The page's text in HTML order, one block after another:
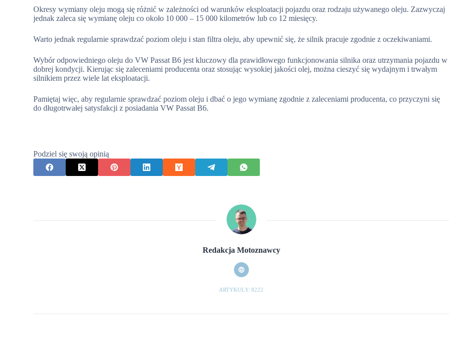
Okresy wymiany oleju mogą się różnić w zależności od warunków eksploatacji pojazdu oraz rodzaju używanego oleju. Zazwyczaj
jednak zaleca się wymianę oleju co około 10 000 – 15 000 kilometrów lub co 12 miesięcy.
Warto jednak regularnie sprawdzać poziom oleju i stan filtra oleju, aby upewnić się, że silnik pracuje zgodnie z oczekiwaniami.
Wybór odpowiedniego oleju do VW Passat B6 jest kluczowy dla prawidłowego funkcjonowania silnika oraz utrzymania pojazdu w
dobrej kondycji. Kierując się zaleceniami producenta oraz stosując wysokiej jakości olej, można cieszyć się wydajnym i trwałym
silnikiem przez wiele lat eksploatacji.
Pamiętaj więc, aby regularnie sprawdzać poziom oleju i dbać o jego wymianę zgodnie z zaleceniami producenta, co przyczyni się
do długotrwałej satysfakcji z posiadania VW Passat B6.
Podziel się swoją opinią
Redakcja Motoznawcy
ARTYKUŁY: 8222